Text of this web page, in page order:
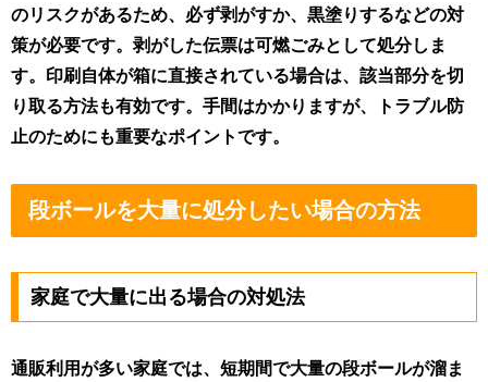
のリスクがあるため、必ず剥がすか、黒塗りするなどの対
策が必要です。剥がした伝票は可燃ごみとして処分しま
す。印刷自体が箱に直接されている場合は、該当部分を切
り取る方法も有効です。手間はかかりますが、トラブル防
止のためにも重要なポイントです。
段ボールを大量に処分したい場合の方法
家庭で大量に出る場合の対処法
通販利用が多い家庭では、短期間で大量の段ボールが溜ま